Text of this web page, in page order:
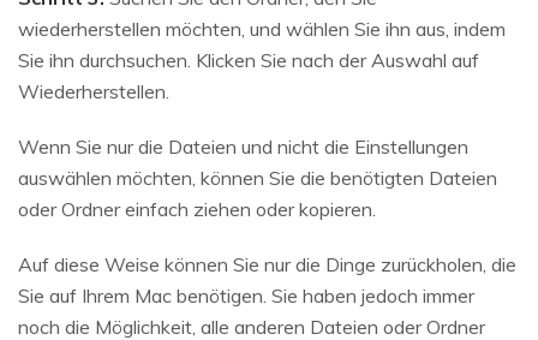
wiederherstellen möchten, und wählen Sie ihn aus, indem
Sie ihn durchsuchen. Klicken Sie nach der Auswahl auf
Wiederherstellen.
Wenn Sie nur die Dateien und nicht die Einstellungen
auswählen möchten, können Sie die benötigten Dateien
oder Ordner einfach ziehen oder kopieren.
Auf diese Weise können Sie nur die Dinge zurückholen, die
Sie auf Ihrem Mac benötigen. Sie haben jedoch immer
noch die Möglichkeit, alle anderen Dateien oder Ordner